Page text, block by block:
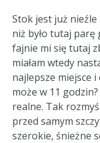
Stok jest już
niż było tutaj parę
fajnie mi się tutaj
miałam wtedy
najlepsze miejsce
może w 11
realne. Tak
przed samym
szerokie, śnieżne